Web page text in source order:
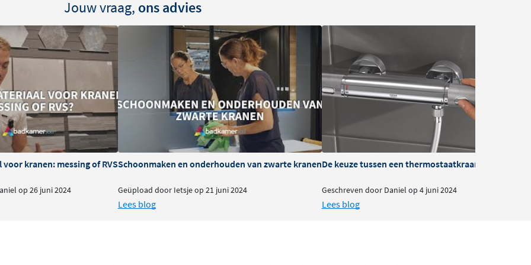
persoonlijke
kwaliteit en
eigen smaak in te
comfort
24 mm en biedt een
straalsoort, terwijl de
betekent dat deze
per minuut. Zo geniet
wandhouder is stevig
Jouw vraag, ons advies
kranen: messing of RVS
op 26 juni 2024
Schoonmaken en onderhouden van zwarte kranen
Geüpload door Ietsje op 21 juni 2024
Lees blog
De keuze tussen een thermostaatkraan of
Geschreven door Daniel op 4 juni 2024
Lees blog